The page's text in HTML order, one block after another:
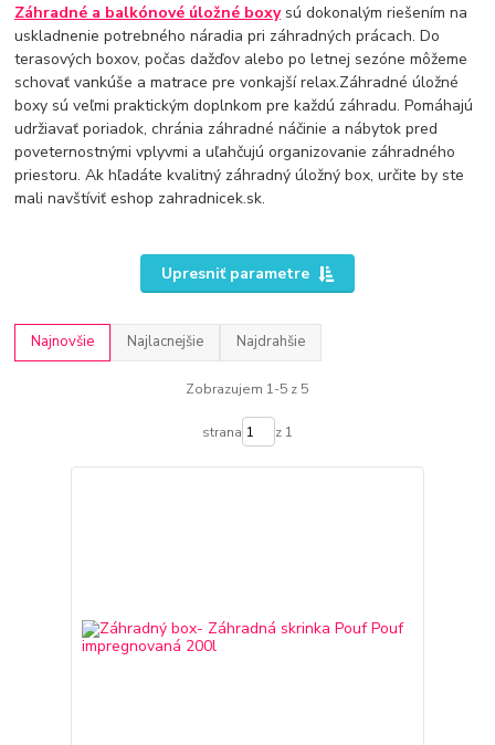
Záhradné a balkónové úložné boxysú dokonalým riešením na
uskladnenie potrebného náradia pri záhradných prácach. Do
terasových boxov, počas dažďov alebo po letnej sezóne môžeme
schovať vankúše a matrace pre vonkajší relax.Záhradné úložné
boxy sú veľmi praktickým doplnkom pre každú záhradu. Pomáhajú
udržiavať poriadok, chránia záhradné náčinie a nábytok pred
poveternostnými vplyvmi a uľahčujú organizovanie záhradného
priestoru. Ak hľadáte kvalitný záhradný úložný box, určite by ste
mali navštíviť eshop zahradnicek.sk.
Upresniť parametre
Najnovšie Najlacnejšie Najdrahšie
Zobrazujem 1-5 z 5
strana z 1